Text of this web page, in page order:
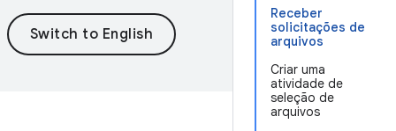
Receber
solicitações de
arquivos
Criar uma
atividade de
seleção de
arquivos